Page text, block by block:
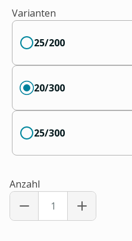
Varianten
25/200
20/300
25/300
Anzahl